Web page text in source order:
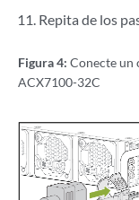
Repita de los
Figura 4: Conecte un
ACX7100-32C